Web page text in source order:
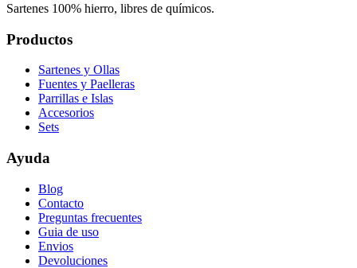
Sartenes 100% hierro, libres de químicos.
Productos
Sartenes y Ollas
Fuentes y Paelleras
Parrillas e Islas
Accesorios
Sets
Ayuda
Blog
Contacto
Preguntas frecuentes
Guia de uso
Envios
Devoluciones